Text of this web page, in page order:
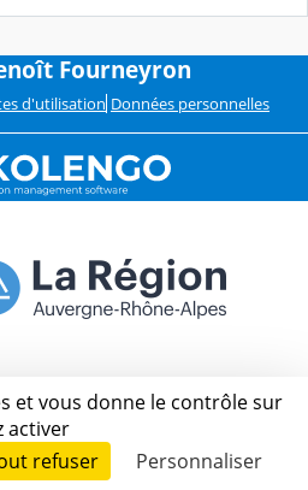
Fourneyron
d'utilisation Données personnelles
et vous donne le contrôle sur
activer
refuser Personnaliser